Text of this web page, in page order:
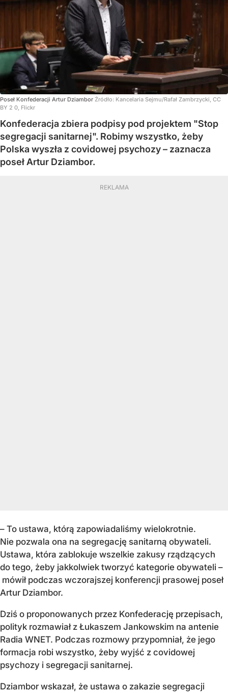
Poseł Konfederacji Artur Dziambor Źródło: Kancelaria Sejmu/Rafał Zambrzycki, CC
BY 2 0, Flickr
Konfederacja zbiera podpisy pod projektem "Stop
segregacji sanitarnej". Robimy wszystko, żeby
Polska wyszła z covidowej psychozy – zaznacza
poseł Artur Dziambor.
– To ustawa, którą zapowiadaliśmy wielokrotnie.
Nie pozwala ona na segregację sanitarną obywateli.
Ustawa, która zablokuje wszelkie zakusy rządzących
do tego, żeby jakkolwiek tworzyć kategorie obywateli –
mówił podczas wczorajszej konferencji prasowej poseł
Artur Dziambor.
Dziś o proponowanych przez Konfederację przepisach,
polityk rozmawiał z Łukaszem Jankowskim na antenie
Radia WNET. Podczas rozmowy przypomniał, że jego
formacja robi wszystko, żeby wyjść z covidowej
psychozy i segregacji sanitarnej.
Dziambor wskazał, że ustawa o zakazie segregacji